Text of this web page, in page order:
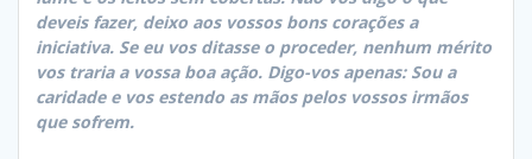
deveis fazer, deixo aos vossos bons corações a
iniciativa. Se eu vos ditasse o proceder, nenhum mérito
vos traria a vossa boa ação. Digo-vos apenas: Sou a
caridade e vos estendo as mãos pelos vossos irmãos
que sofrem.